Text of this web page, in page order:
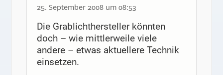
25. September 2008 um 08:53
Die Grablichthersteller könnten
doch – wie mittlerweile viele
andere – etwas aktuellere Technik
einsetzen.